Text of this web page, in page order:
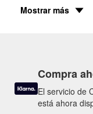
Mostrar más
Compra
El servicio de
está ahora